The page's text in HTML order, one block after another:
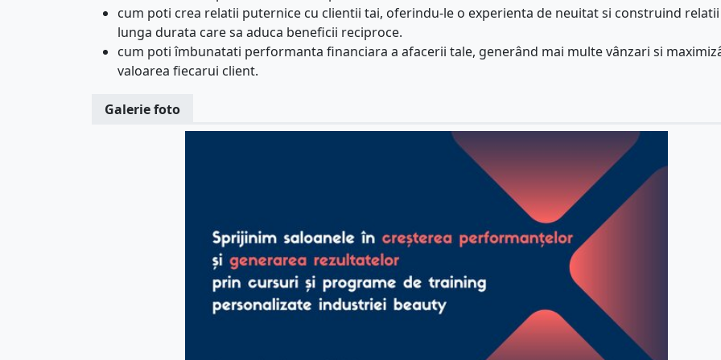
cum poti crea relatii puternice cu clientii tai, oferindu-le o experienta de neuitat si construind
lunga durata care sa aduca beneficii reciproce.
cum poti îmbunatati performanta financiara a afacerii tale, generând mai multe vânzari si
valoarea fiecarui client.
Galerie foto